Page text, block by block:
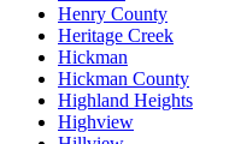
Henry County
Heritage Creek
Hickman
Hickman County
Highland Heights
Highview